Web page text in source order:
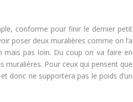
conforme pour finir le dernier petit
poser deux muralières comme on l’a
mais pas loin. Du coup on va faire en
Pour ceux qui pensent que
donc ne supportera pas le poids d’un